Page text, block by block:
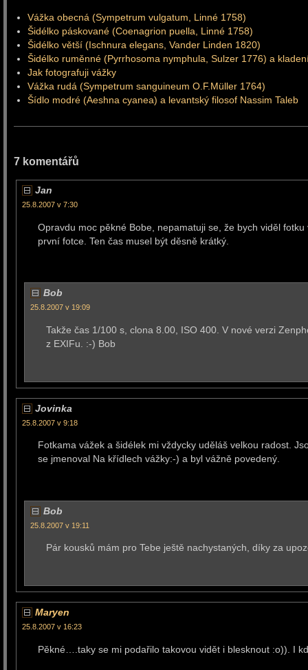
Vážka obecná (Sympetrum vulgatum, Linné 1758)
Šidélko páskované (Coenagrion puella, Linné 1758)
Šidélko větší (Ischnura elegans, Vander Linden 1820)
Šidélko ruměnné (Pyrrhosoma nymphula, Sulzer 1776) a
Jak fotografuji vážky
Vážka rudá (Sympetrum sanguineum O.F.Müller 1764)
Šídlo modré (Aeshna cyanea) a levantský filosof Nassim Taleb
7 komentářů
Jan
25.8.2007 v 7:30
Opravdu moc pěkné Bobe, nepamatuji se, že bych viděl
první fotce. Ten čas musel být děsně krátký.
Bob
25.8.2007 v 19:09
Takže čas 1/100 s, clona 8.00, ISO 400. V nové verzi
z EXIFu. :-) Bob
Jovinka
25.8.2007 v 9:18
Fotkama vážek a šidélek mi vždycky uděláš velkou radost.
se jmenoval Na křídlech vážky:-) a byl vážně povedený.
Bob
25.8.2007 v 19:11
Pár kousků mám pro Tebe ještě nachystaných, díky za
Maryen
25.8.2007 v 16:23
Pěkné….taky se mi podařilo takovou vidět i blesknout :o)). I